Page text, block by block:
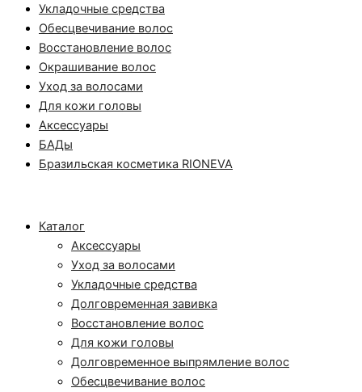
Укладочные средства
Обесцвечивание волос
Восстановление волос
Окрашивание волос
Уход за волосами
Для кожи головы
Аксессуары
БАДы
Бразильская косметика RIONEVA
Каталог
Аксессуары
Уход за волосами
Укладочные средства
Долговременная завивка
Восстановление волос
Для кожи головы
Долговременное выпрямление волос
Обесцвечивание волос